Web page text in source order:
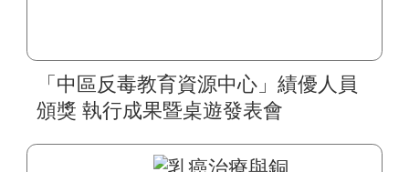
「中區反毒教育資源中心」績優人員
頒獎 執行成果暨桌遊發表會